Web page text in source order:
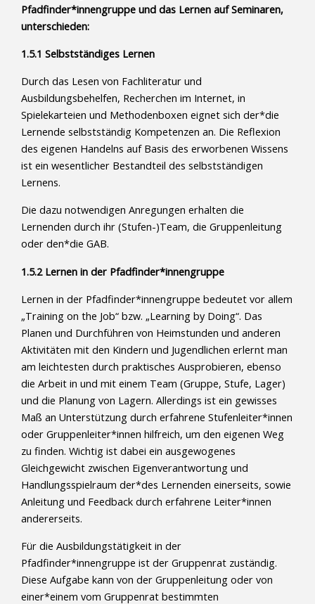
Pfadfinder*innengruppe und das Lernen auf Seminaren,
unterschieden:
1.5.1 Selbstständiges Lernen
Durch das Lesen von Fachliteratur und
Ausbildungsbehelfen, Recherchen im Internet, in
Spielekarteien und Methodenboxen eignet sich der*die
Lernende selbstständig Kompetenzen an. Die Reflexion
des eigenen Handelns auf Basis des erworbenen Wissens
ist ein wesentlicher Bestandteil des selbstständigen
Lernens.
Die dazu notwendigen Anregungen erhalten die
Lernenden durch ihr (Stufen-)Team, die Gruppenleitung
oder den*die GAB.
1.5.2 Lernen in der Pfadfinder*innengruppe
Lernen in der Pfadfinder*innengruppe bedeutet vor allem
„Training on the Job“ bzw. „Learning by Doing“. Das
Planen und Durchführen von Heimstunden und anderen
Aktivitäten mit den Kindern und Jugendlichen erlernt man
am leichtesten durch praktisches Ausprobieren, ebenso
die Arbeit in und mit einem Team (Gruppe, Stufe, Lager)
und die Planung von Lagern. Allerdings ist ein gewisses
Maß an Unterstützung durch erfahrene Stufenleiter*innen
oder Gruppenleiter*innen hilfreich, um den eigenen Weg
zu finden. Wichtig ist dabei ein ausgewogenes
Gleichgewicht zwischen Eigenverantwortung und
Handlungsspielraum der*des Lernenden einerseits, sowie
Anleitung und Feedback durch erfahrene Leiter*innen
andererseits.
Für die Ausbildungstätigkeit in der
Pfadfinder*innengruppe ist der Gruppenrat zuständig.
Diese Aufgabe kann von der Gruppenleitung oder von
einer*einem vom Gruppenrat bestimmten